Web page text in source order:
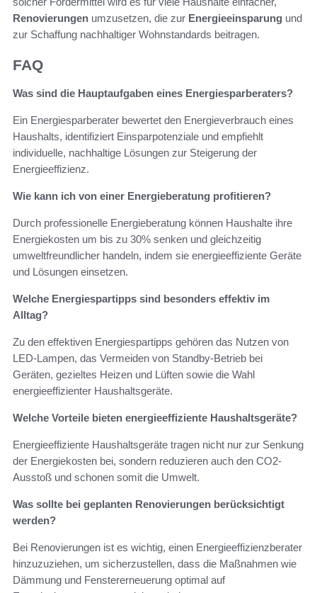
Renovierungen umzusetzen, die zur Energieeinsparung und
zur Schaffung nachhaltiger Wohnstandards beitragen.
FAQ
Was sind die Hauptaufgaben eines Energiesparberaters?
Ein Energiesparberater bewertet den Energieverbrauch eines
Haushalts, identifiziert Einsparpotenziale und empfiehlt
individuelle, nachhaltige Lösungen zur Steigerung der
Energieeffizienz.
Wie kann ich von einer Energieberatung profitieren?
Durch professionelle Energieberatung können Haushalte ihre
Energiekosten um bis zu 30% senken und gleichzeitig
umweltfreundlicher handeln, indem sie energieeffiziente Geräte
und Lösungen einsetzen.
Welche Energiespartipps sind besonders effektiv im
Alltag?
Zu den effektiven Energiespartipps gehören das Nutzen von
LED-Lampen, das Vermeiden von Standby-Betrieb bei
Geräten, gezieltes Heizen und Lüften sowie die Wahl
energieeffizienter Haushaltsgeräte.
Welche Vorteile bieten energieeffiziente Haushaltsgeräte?
Energieeffiziente Haushaltsgeräte tragen nicht nur zur Senkung
der Energiekosten bei, sondern reduzieren auch den CO2-
Ausstoß und schonen somit die Umwelt.
Was sollte bei geplanten Renovierungen berücksichtigt
werden?
Bei Renovierungen ist es wichtig, einen Energieeffizienzberater
hinzuzuziehen, um sicherzustellen, dass die Maßnahmen wie
Dämmung und Fenstererneuerung optimal auf